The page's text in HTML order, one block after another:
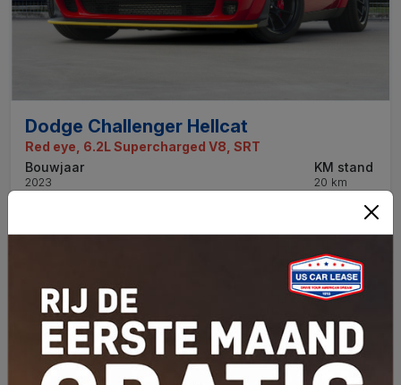
Dodge Challenger Hellcat
Red eye, 6.2L Supercharged V8, SRT
Bouwjaar
2023
KM stand
20 km
Brandstof
v.a. € 1089,53 p/m